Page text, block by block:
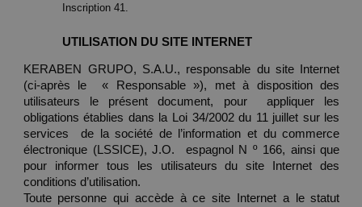
Inscription 41.
UTILISATION DU SITE INTERNET
KERABEN GRUPO, S.A.U., responsable du site Internet
(ci-après le  « Responsable »), met à disposition des
utilisateurs le présent document, pour  appliquer les
obligations établies dans la Loi 34/2002 du 11 juillet sur les
services  de la société de l’information et du commerce
électronique (LSSICE), J.O.  espagnol N º 166, ainsi que
pour informer tous les utilisateurs du site Internet des
conditions d’utilisation.
Toute personne qui accède à ce site Internet a le statut